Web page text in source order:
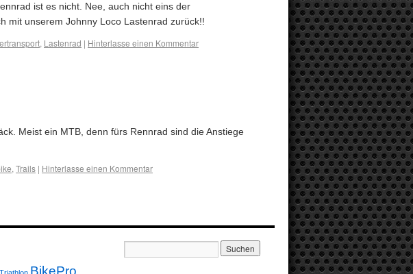
ist es nicht. Nee, auch nicht eins der
mit unserem Johnny Loco Lastenrad zurück!!
, Lastenrad | Hinterlasse einen Kommentar
Meist ein MTB, denn fürs Rennrad sind die Anstiege
, Trails | Hinterlasse einen Kommentar
BikePro